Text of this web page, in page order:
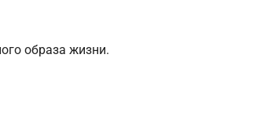
образа жизни.